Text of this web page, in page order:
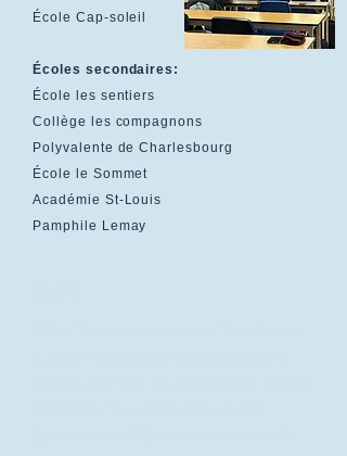
École Cap-soleil
Écoles secondaires:
École les sentiers
Collège les compagnons
Polyvalente de Charlesbourg
École le Sommet
Académie St-Louis
Pamphile Lemay